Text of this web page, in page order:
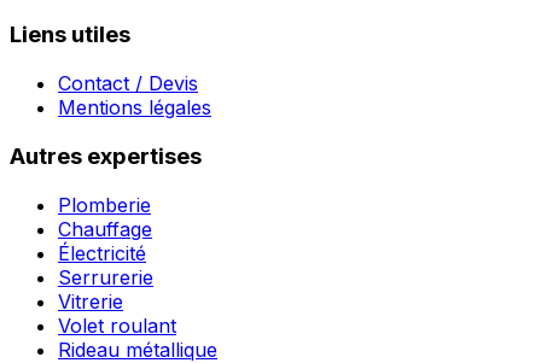
Liens utiles
Contact / Devis
Mentions légales
Autres expertises
Plomberie
Chauffage
Électricité
Serrurerie
Vitrerie
Volet roulant
Rideau métallique